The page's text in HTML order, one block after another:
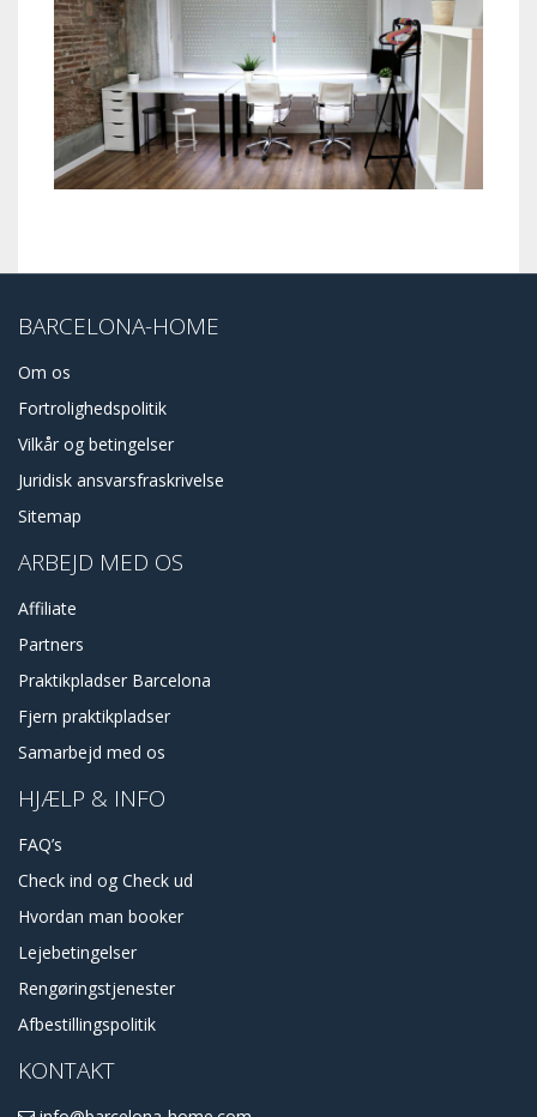
BARCELONA-HOME
Om os
Fortrolighedspolitik
Vilkår og betingelser
Juridisk ansvarsfraskrivelse
Sitemap
ARBEJD MED OS
Affiliate
Partners
Praktikpladser Barcelona
Fjern praktikpladser
Samarbejd med os
HJÆLP & INFO
FAQ’s
Check ind og Check ud
Hvordan man booker
Lejebetingelser
Rengøringstjenester
Afbestillingspolitik
KONTAKT